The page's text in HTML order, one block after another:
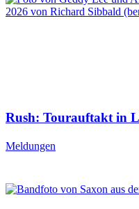
Rush: Tourauftakt in
Meldungen